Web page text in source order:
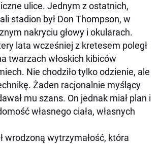
ulice. Jednym z ostatnich,
stadion był Don Thompson, w
nakryciu głowy i okularach.
lata wcześniej z kretesem poległ
twarzach włoskich kibiców
Nie chodziło tylko odzienie, ale
Żaden racjonalnie myślący
mu szans. On jednak miał plan i
własnego ciała, własnych
wrodzoną wytrzymałość, która